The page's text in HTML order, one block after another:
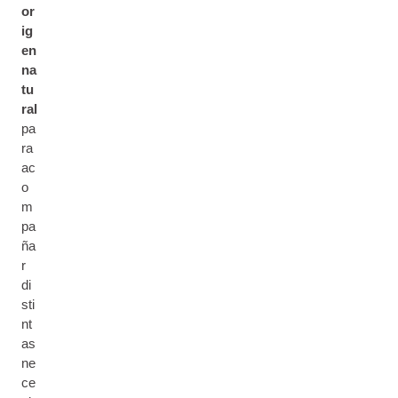
or
ig
en
na
tu
ral
pa
ra
ac
o
m
pa
ña
r
di
sti
nt
as
ne
ce